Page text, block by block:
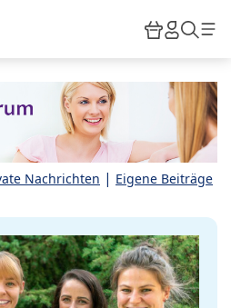
HiPP
Nachrichten | Eigene Beiträge